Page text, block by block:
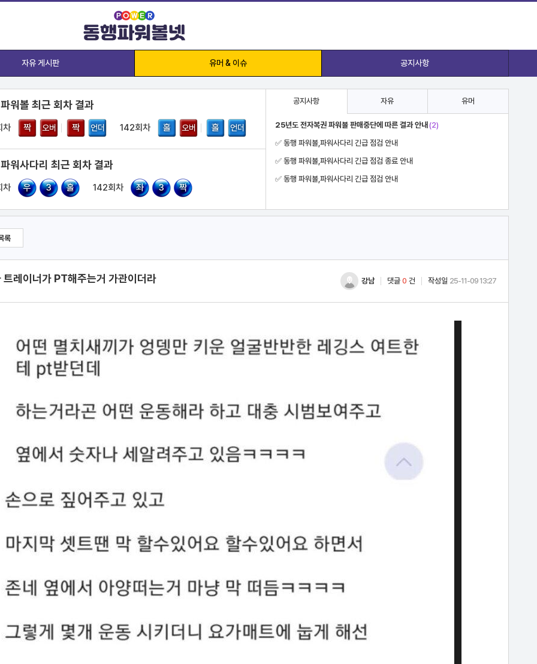
자유 게시판 유머 & 이슈 공지사항
워볼 최근 회차 결과
차 짝 오버 짝 언더 142회차 홀 오버 홀 언더
워사다리 최근 회차 결과
차 우 3 홀 142회차 좌 3 짝
공지사항 자유 유머
25년도 전자복권 파워볼 판매중단에 따른 결과 안내 (2)
✅ 동행 파워볼,파워사다리 긴급 점검 안내
✅ 동행 파워볼,파워사다리 긴급 점검 종료 안내
✅ 동행 파워볼,파워사다리 긴급 점검 안내
록
트레이너가 PT해주는거 가관이더라 강남 댓글 0 건 작성일 25-11-09 13:27